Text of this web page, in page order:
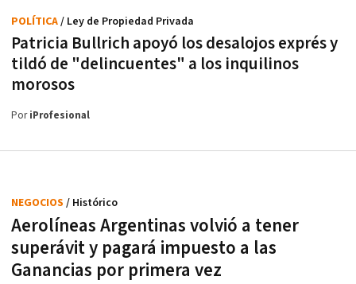
Patricia Bullrich apoyó los desalojos exprés y
tildó de "delincuentes" a los inquilinos
morosos
POLÍTICA/ Ley de Propiedad Privada
PoriProfesional
Aerolíneas Argentinas volvió a tener
superávit y pagará impuesto a las
Ganancias por primera vez
NEGOCIOS / Histórico